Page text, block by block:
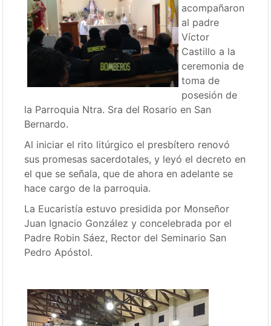
acompañaron
al padre
Víctor
Castillo a la
ceremonia de
toma de
posesión de
la Parroquia Ntra. Sra del Rosario en San
Bernardo.
Al iniciar el rito litúrgico el presbítero renovó
sus promesas sacerdotales, y leyó el decreto en
el que se señala, que de ahora en adelante se
hace cargo de la parroquia.
La Eucaristía estuvo presidida por Monseñor
Juan Ignacio González y concelebrada por el
Padre Robin Sáez, Rector del Seminario San
Pedro Apóstol.